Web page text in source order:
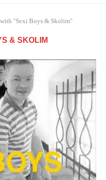
with "Sexi Boys & Skolim"
& SKOLIM